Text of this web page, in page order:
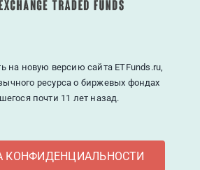
на новую версию сайта ETFunds.ru,
ресурса о биржевых фондах
почти 11 лет назад.
КОНФИДЕНЦИАЛЬНОСТИ